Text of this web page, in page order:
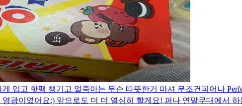
입고 핫팩 챙기고 얼죽아는 무슨 따뜻한거 마셔 무조건 피어나
광이였어요:) 앞으로도 더 더 열심히 할게요! 퍼나 연말무대에서